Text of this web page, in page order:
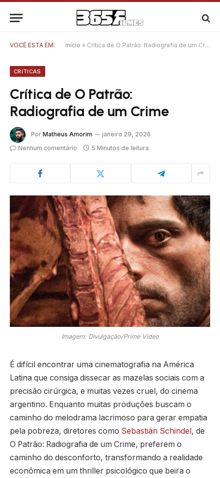
VOCÊ ESTÁ EM: Início » Crítica de O Patrão: Radiografia de um Crime
CRITICAS
Crítica de O Patrão:
Radiografia de um Crime
Por Matheus Amorim
janeiro 29, 2026
Nenhum comentário
5 Minutos de leitura
Imagem: Divulgação/Prime Video
É difícil encontrar uma cinematografia na América
Latina que consiga dissecar as mazelas sociais com a
precisão cirúrgica, e muitas vezes cruel, do cinema
argentino. Enquanto muitas produções buscam o
caminho do melodrama lacrimoso para gerar empatia
pela pobreza, diretores como Sebastián Schindel, de
O Patrão: Radiografia de um Crime, preferem o
caminho do desconforto, transformando a realidade
econômica em um thriller psicológico que beira o